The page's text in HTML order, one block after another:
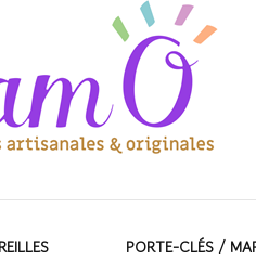
PORTE-CLÉS /